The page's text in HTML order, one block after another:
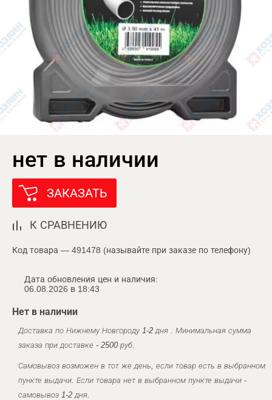
нет в наличии
ЗАКАЗАТЬ
К СРАВНЕНИЮ
Код товара — 491478 (называйте при заказе по телефону)
Дата обновления цен и наличия:
06.08.2026 в 18:43
Нет в наличии
Доставка по Нижнему Новгороду 1-2 дня . Минимальная сумма
заказа при доставке - 2500 руб.
Самовывоз возможен в тот же день, если товар есть в выбранном
пункте выдачи. Если товара нет в выбранном пункте выдачи -
самовывоз 1-2 дня.